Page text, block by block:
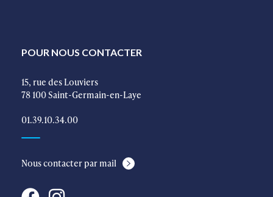
POUR NOUS CONTACTER
15, rue des Louviers
78 100 Saint-Germain-en-Laye
01.39.10.34.00
Nous contacter par mail